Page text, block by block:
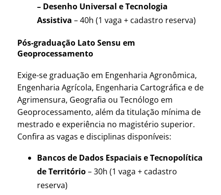
– Desenho Universal e Tecnologia
Assistiva – 40h (1 vaga + cadastro reserva)
Pós-graduação Lato Sensu em
Geoprocessamento
Exige-se graduação em Engenharia Agronômica,
Engenharia Agrícola, Engenharia Cartográfica e de
Agrimensura, Geografia ou Tecnólogo em
Geoprocessamento, além da titulação mínima de
mestrado e experiência no magistério superior.
Confira as vagas e disciplinas disponíveis:
Bancos de Dados Espaciais e Tecnopolítica
de Território– 30h (1 vaga + cadastro
reserva)